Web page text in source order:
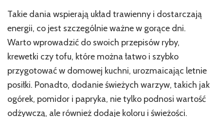
Takie dania wspierają układ trawienny i dostarczają
energii, co jest szczególnie ważne w gorące dni.
Warto wprowadzić do swoich przepisów ryby,
krewetki czy tofu, które można łatwo i szybko
przygotować w domowej kuchni, urozmaicając letnie
posiłki. Ponadto, dodanie świeżych warzyw, takich jak
ogórek, pomidor i papryka, nie tylko podnosi wartość
odżywczą, ale również dodaje koloru i świeżości.